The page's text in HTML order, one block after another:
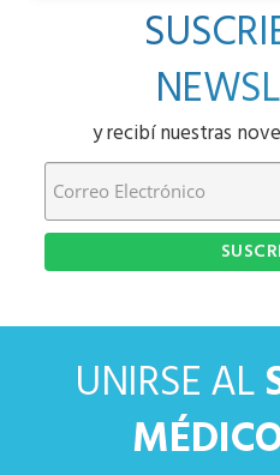
y recibí nuestras
UNIRSE AL